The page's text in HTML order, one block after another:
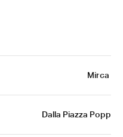
Mirca
Dalla Piazza Popp